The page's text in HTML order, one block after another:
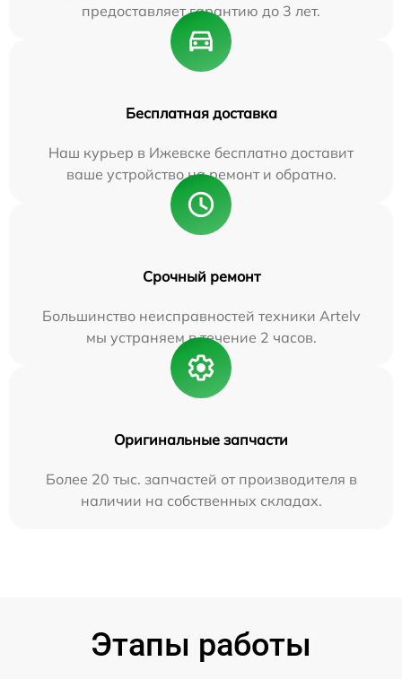
предоставляет гарантию до 3 лет.
Бесплатная доставка
Наш курьер в Ижевске бесплатно доставит
ваше устройство на ремонт и обратно.
Срочный ремонт
Большинство неисправностей техники Artelv
мы устраняем в течение 2 часов.
Оригинальные запчасти
Более 20 тыс. запчастей от производителя в
наличии на собственных складах.
Этапы работы